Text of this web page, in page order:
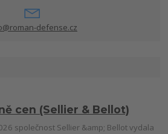
defense.cz
cen (Sellier & Bellot)
společnost Sellier &amp; Bellot vydala